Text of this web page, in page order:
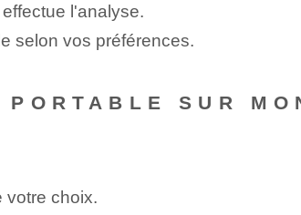
l'analyse.
selon vos préférences.
SUR
votre choix.